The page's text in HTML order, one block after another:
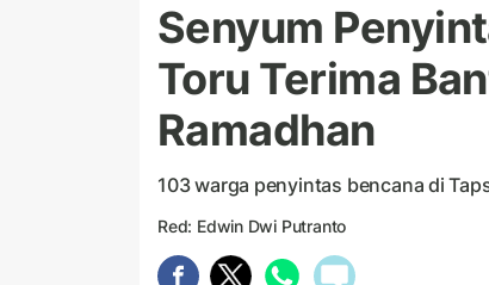
Senyum
Toru Terima
Ramadhan
103 warga penyintas bencana di
Red: Edwin Dwi Putranto